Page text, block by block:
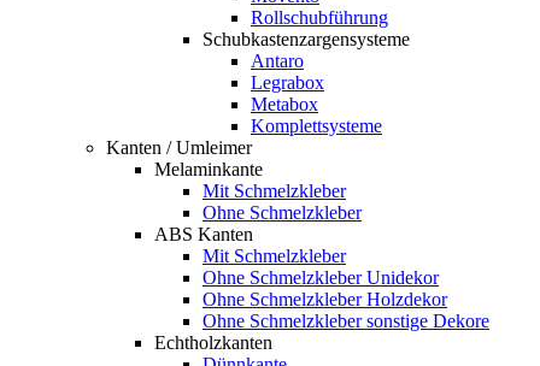
Rollschubführung
Schubkastenzargensysteme
Antaro
Legrabox
Metabox
Komplettsysteme
Kanten / Umleimer
Melaminkante
Mit Schmelzkleber
Ohne Schmelzkleber
ABS Kanten
Mit Schmelzkleber
Ohne Schmelzkleber Unidekor
Ohne Schmelzkleber Holzdekor
Ohne Schmelzkleber sonstige Dekore
Echtholzkanten